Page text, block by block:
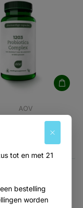
tot en met 21
bestelling
worden
AOV
Probiotica complex